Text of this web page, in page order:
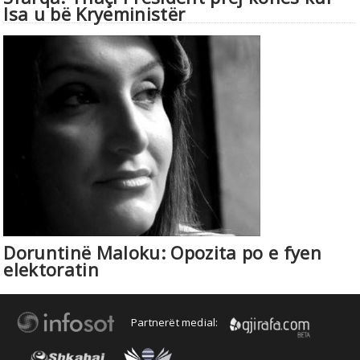
Isa u bë Kryeministër
Doruntinë Maloku: Opozita po e fyen
elektoratin
Partnerët medial: